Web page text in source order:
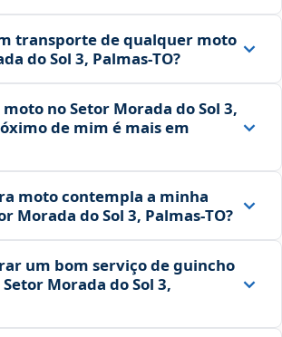
transporte de qualquer moto
do Sol 3, Palmas‑TO?
no Setor Morada do Sol 3,
de mim é mais em
moto contempla a minha
Morada do Sol 3, Palmas‑TO?
um bom serviço de guincho
Morada do Sol 3,